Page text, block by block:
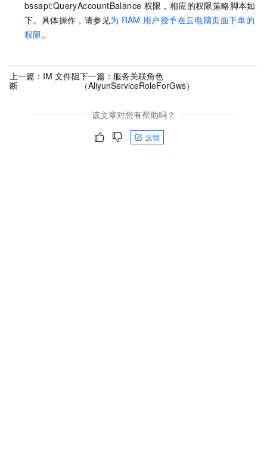
bssapi:QueryAccountBalance 权限，相应的权限策略脚本如
下。 具体操作，请参见为 RAM 用户授予在云电脑页面下单的
权限 。
上一篇： IM 文件阻
断
下一篇： 服务关联角色
（AliyunServiceRoleForGws）
该文章对您有帮助吗？
反馈